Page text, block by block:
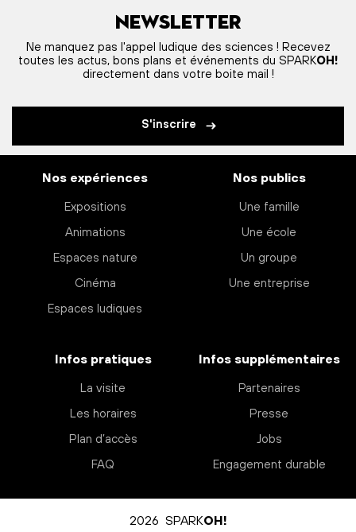
Newsletter
Ne manquez pas l'appel ludique des sciences ! Recevez
toutes les actus, bons plans et événements du SPARKOH!
directement dans votre boite mail !
S'inscrire
Nos expériences
Expositions
Animations
Espaces nature
Cinéma
Espaces ludiques
Nos publics
Une famille
Une école
Un groupe
Une entreprise
Infos pratiques
La visite
Les horaires
Plan d’accès
FAQ
Infos supplémentaires
Partenaires
Presse
Jobs
Engagement durable
2026 SPARKOH!